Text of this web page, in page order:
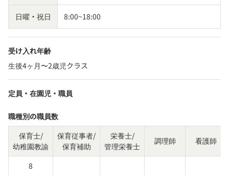
日曜・祝日 8:00~18:00
受け入れ年齢
生後4ヶ月〜2歳児クラス
定員・在園児・職員
職種別の職員数
保育士/
幼稚園教諭
保育従事者/
保育補助
栄養士/
管理栄養士
調理師 看護師
8